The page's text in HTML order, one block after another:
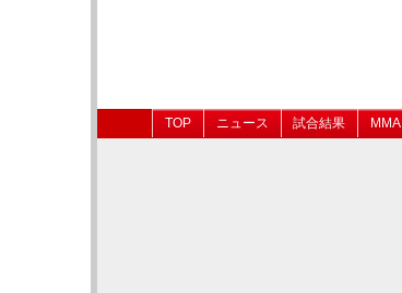
TOP ニュース 試合結果 MMA